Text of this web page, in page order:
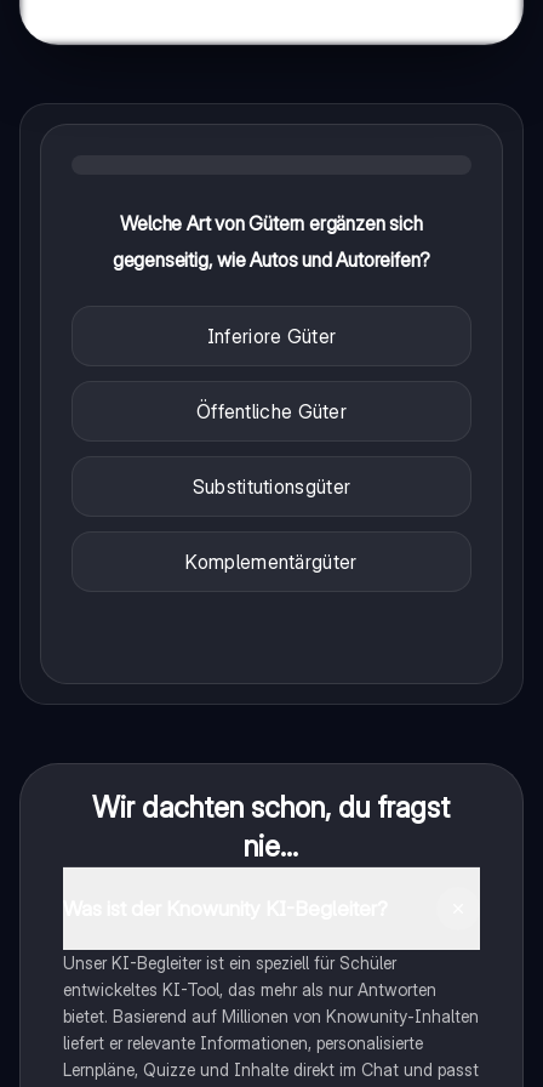
Welche Art von Gütern ergänzen sich
gegenseitig, wie Autos und Autoreifen?
Inferiore Güter
Öffentliche Güter
Substitutionsgüter
Komplementärgüter
Wir dachten schon, du fragst
nie...
Unser KI-Begleiter ist ein speziell für Schüler
entwickeltes KI-Tool, das mehr als nur Antworten
bietet. Basierend auf Millionen von Knowunity-Inhalten
liefert er relevante Informationen, personalisierte
Lernpläne, Quizze und Inhalte direkt im Chat und passt